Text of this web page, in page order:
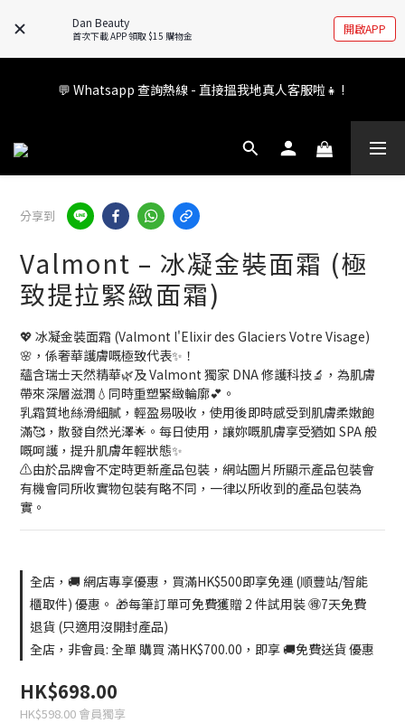
Dan Beauty
首次下載 APP 領取 $15 購物金 開啟APP
🚧全新 Dan Beauty 平台不停更新中，如有任何查詢歡迎前往
FB/IG 了解更多!
💬 Whatsapp 查詢熱線 - 直接搵我地真人客服啦👧 !
會員權益升級中✨ 新福利即將公布💝敬請期待2026!
分享到
Valmont – 冰凝金裝面霜 (極
致提拉緊緻面霜)
💖 冰凝金裝面霜 (Valmont l'Elixir des Glaciers Votre Visage)
🌸，係奢華護膚嘅極致代表✨！
蘊含瑞士天然精華🌿及 Valmont 獨家 DNA 修護科技🔬，為肌膚
帶來深層滋潤💧同時重塑緊緻輪廓💕。
乳霜質地絲滑細膩，輕盈易吸收，使用後即時感受到肌膚柔嫩飽
滿🥰，散發自然光澤🌟。每日使用，讓妳嘅肌膚享受猶如 SPA 般
嘅呵護，提升肌膚年輕狀態✨
⚠️由於品牌會不定時更新產品包裝，網站圖片所顯示產品包裝會
有機會同所收實物包裝有略不同，一律以所收到的產品包裝為
實。
全店，🚚 網店專享優惠，買滿HK$500即享免運 (順豐站/智能
櫃取件) 優惠。 🎁每筆訂單可免費獲贈 2 件試用裝 🉐7天免費
退貨 (只適用沒開封產品)
全店，非會員: 全單 購買 滿HK$700.00，即享 🚚免費送貨 優惠
HK$698.00
HK$598.00 會員獨享